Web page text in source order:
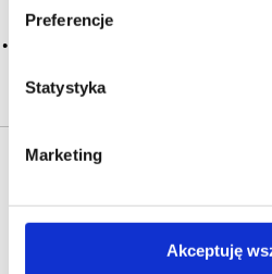
Preferencje
Statystyka
Marketing
Akceptuję
słownika nowych haseł.
Państwu szczególny